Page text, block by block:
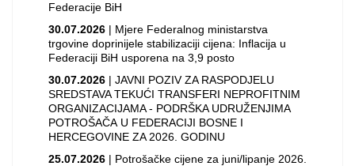
Federacije BiH
30.07.2026 | Mjere Federalnog ministarstva
trgovine doprinijele stabilizaciji cijena: Inflacija u
Federaciji BiH usporena na 3,9 posto
30.07.2026 | JAVNI POZIV ZA RASPODJELU
SREDSTAVA TEKUĆI TRANSFERI NEPROFITNIM
ORGANIZACIJAMA - PODRŠKA UDRUŽENJIMA
POTROŠAČA U FEDERACIJI BOSNE I
HERCEGOVINE ZA 2026. GODINU
25.07.2026 | Potrošačke cijene za juni/lipanje 2026.